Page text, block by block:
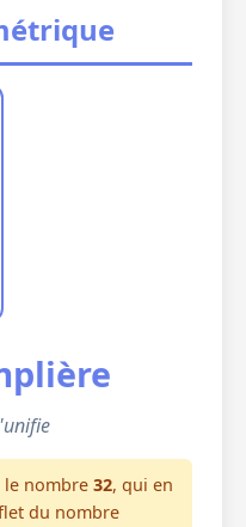
le nombre 32, qui en
du nombre